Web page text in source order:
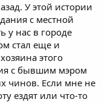
У этой истории
с местной
у нас в городе
стал еще и
этого
с бывшим мэром
чинов. Если мне не
ездят или что-то